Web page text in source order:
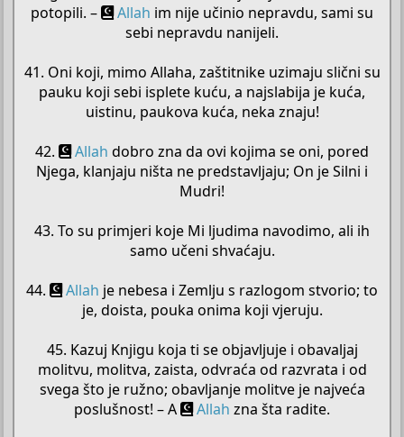
potopili. –
Allah im nije učinio nepravdu, sami su
sebi nepravdu nanijeli.
41. Oni koji, mimo Allaha, zaštitnike uzimaju slični su
pauku koji sebi isplete kuću, a najslabija je kuća,
uistinu, paukova kuća, neka znaju!
42.
Allah dobro zna da ovi kojima se oni, pored
Njega, klanjaju ništa ne predstavljaju; On je Silni i
Mudri!
43. To su primjeri koje Mi ljudima navodimo, ali ih
samo učeni shvaćaju.
44.
Allah je nebesa i Zemlju s razlogom stvorio; to
je, doista, pouka onima koji vjeruju.
45. Kazuj Knjigu koja ti se objavljuje i obavaljaj
molitvu, molitva, zaista, odvraća od razvrata i od
svega što je ružno; obavljanje molitve je najveća
poslušnost! – A
Allah zna šta radite.